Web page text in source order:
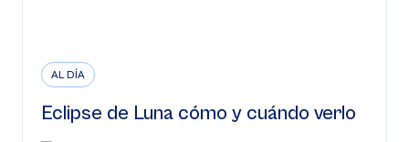
AL DÍA
Eclipse de Luna cómo y cuándo verlo